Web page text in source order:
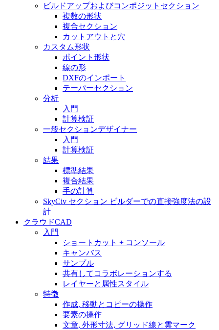
ビルドアップおよびコンポジットセクション
複数の形状
複合セクション
カットアウトと穴
カスタム形状
ポイント形状
線の形
DXFのインポート
テーパーセクション
分析
入門
計算検証
一般セクションデザイナー
入門
計算検証
結果
標準結果
複合結果
手の計算
SkyCiv セクション ビルダーでの直接強度法の設
計
クラウドCAD
入門
ショートカット + コンソール
キャンバス
サンプル
共有してコラボレーションする
レイヤーと属性スタイル
特徴
作成, 移動とコピーの操作
要素の操作
文章, 外形寸法, グリッド線と雲マーク